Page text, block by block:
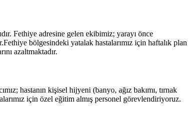
Fethiye adresine gelen ekibimiz; yarayı önce
Fethiye bölgesindeki yatalak hastalarımız için haftalık plan
azaltmaktadır.
hastanın kişisel hijyeni (banyo, ağız bakımı, tırnak
için özel eğitim almış personel görevlendiriyoruz.